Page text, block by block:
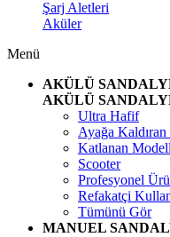
Şarj Aletleri
Aküler
Menü
AKÜLÜ
AKÜLÜ
Ultra Hafif
Ayağa
Katlanan
Scooter
Profesyonel
Refakatçi
Tümünü Gör
MANUEL